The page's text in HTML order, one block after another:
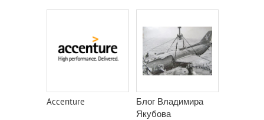
Accenture
Блог Владимира
Якубова